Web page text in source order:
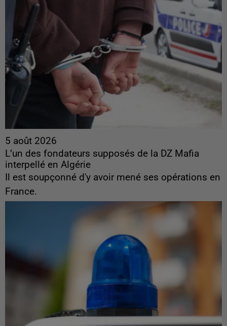
5 août 2026
L’un des fondateurs supposés de la DZ Mafia
interpellé en Algérie
Il est soupçonné d'y avoir mené ses opérations en
France.